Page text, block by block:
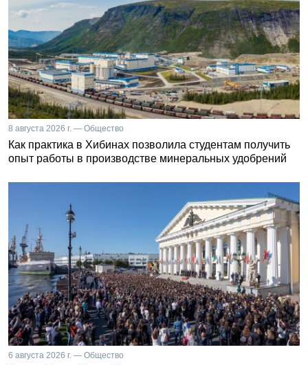
8 августа 2026 г. — Общество
Как практика в Хибинах позволила студентам получить
опыт работы в производстве минеральных удобрений
6 августа 2026 г. — Общество